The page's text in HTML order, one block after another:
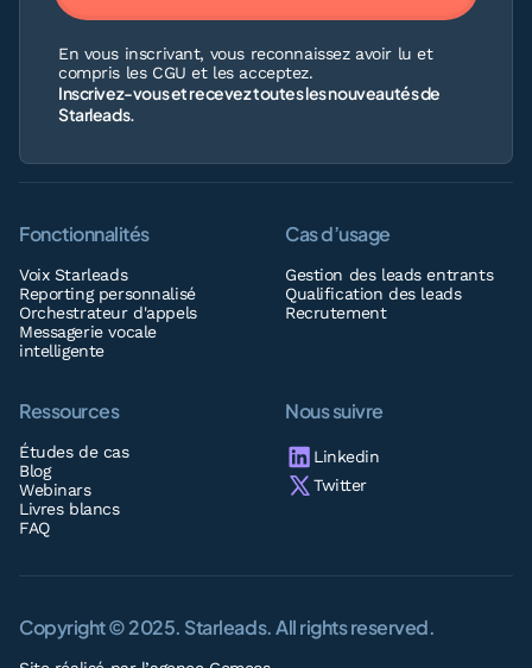
En vous inscrivant, vous reconnaissez avoir lu et
compris les CGU et les acceptez.
Inscrivez-vous et recevez toutes les nouveautés de
Starleads.
Fonctionnalités
Voix Starleads
Reporting personnalisé
Orchestrateur d'appels
Messagerie vocale
intelligente
Cas d’usage
Gestion des leads entrants
Qualification des leads
Recrutement
Ressources
Études de cas
Blog
Webinars
Livres blancs
FAQ
Nous suivre
Linkedin
Twitter
Copyright © 2025. Starleads. All rights reserved.